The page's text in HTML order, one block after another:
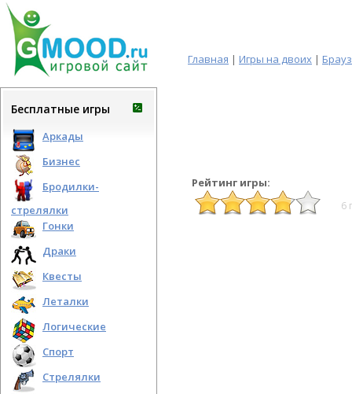
Главная | Игры на двоих |
Бесплатные игры
Аркады
Бизнес
Бродилки-
стрелялки
Гонки
Драки
Квесты
Леталки
Логические
Спорт
Стрелялки
Рейтинг игры:
6